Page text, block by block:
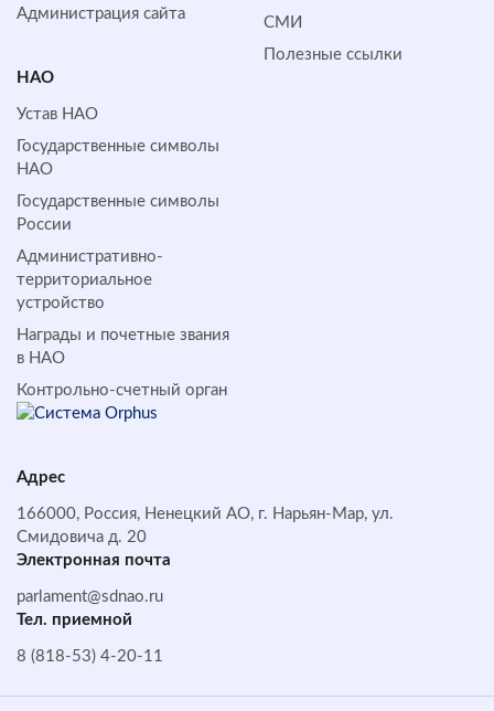
Администрация сайта
СМИ
Полезные ссылки
НАО
Устав НАО
Государственные символы
НАО
Государственные символы
России
Административно-
территориальное
устройство
Награды и почетные звания
в НАО
Контрольно-счетный орган
Адрес
166000, Россия, Ненецкий АО, г. Нарьян-Мар, ул.
Смидовича д. 20
Электронная почта
parlament@sdnao.ru
Тел. приемной
8 (818-53) 4-20-11